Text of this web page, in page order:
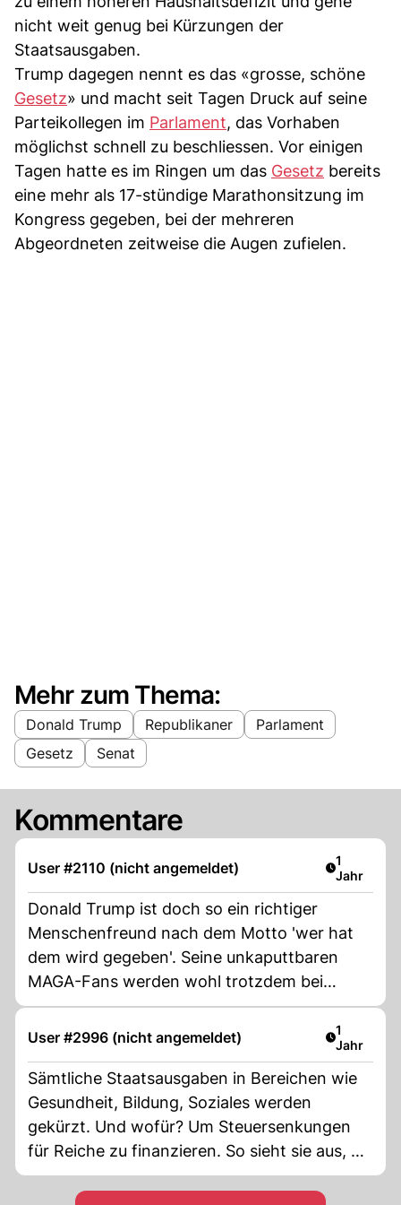
nicht weit genug bei Kürzungen der
Staatsausgaben.
Trump dagegen nennt es das «grosse, schöne
Gesetz» und macht seit Tagen Druck auf seine
Parteikollegen im Parlament, das Vorhaben
möglichst schnell zu beschliessen. Vor einigen
Tagen hatte es im Ringen um das Gesetz bereits
eine mehr als 17-stündige Marathonsitzung im
Kongress gegeben, bei der mehreren
Abgeordneten zeitweise die Augen zufielen.
Mehr zum Thema:
Donald Trump Republikaner
Parlament
Gesetz
Senat
Kommentare
User #2110 (nicht angemeldet) Artikel
1
Jahr
Donald Trump ist doch so ein richtiger
Menschenfreund nach dem Motto 'wer hat
dem wird gegeben'. Seine unkaputtbaren
MAGA-Fans werden wohl trotzdem bei
seinem nächsten öffentlichen Auftritt wieder
frenetische Lautäusserungen der
nächsten Tag ohne Brot und ohne
Krankenversicherung dastehen. Hauptsache
die 'Leistungsträger' unter seinen Tech-
Buddies dürfen sich aufs Beste über
Steuersenkungen freuen. Moodys und Co
werden wohl schon bald mit der nächsten
User #2996 (nicht angemeldet) Artikel
1
Jahr
Sämtliche Staatsausgaben in Bereichen wie
Gesundheit, Bildung, Soziales werden
gekürzt. Und wofür? Um Steuersenkungen
für Reiche zu finanzieren. So sieht sie aus, die
MAGA-Politik. Jeder Vernünftige US-Bürger
tut mir leid. Die Trump-Wähler dagegen